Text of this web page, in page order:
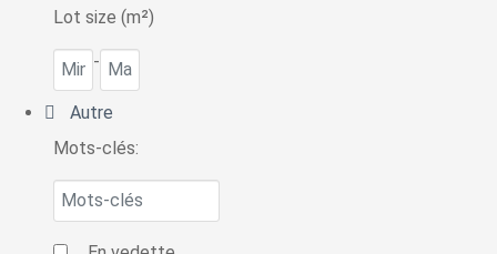
Lot size (m²)
-
Autre
Mots-clés: